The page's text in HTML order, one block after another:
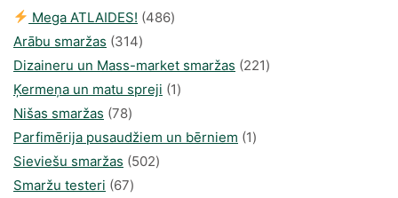
Mega ATLAIDES! 486486
Arābu smaržas 314314
produkti
Dizaineru un Mass-market smaržas 221221
Ķermeņa un matu spreji 11
Nišas smaržas 7878
produkts
Parfimērija pusaudžiem un bērniem 11
Sieviešu smaržas 502502
Smaržu testeri 6767